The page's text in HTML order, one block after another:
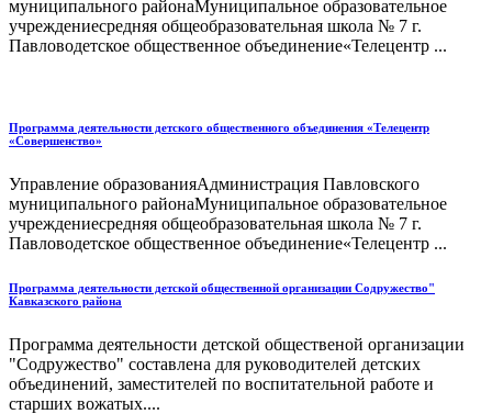
муниципального районаМуниципальное образовательное
учреждениесредняя общеобразовательная школа № 7 г.
Павловодетское общественное объединение«Телецентр ...
Программа деятельности детского общественного объединения «Телецентр
«Совершенство»
Управление образованияАдминистрация Павловского
муниципального районаМуниципальное образовательное
учреждениесредняя общеобразовательная школа № 7 г.
Павловодетское общественное объединение«Телецентр ...
Программа деятельности детской общественной организации Содружество"
Кавказского района
Программа деятельности детской общественой организации
"Содружество" составлена для руководителей детских
объединений, заместителей по воспитательной работе и
старших вожатых....